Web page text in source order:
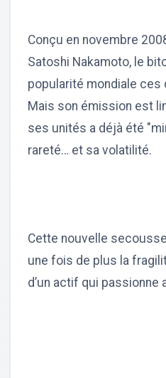
Conçu en novembre
Satoshi Nakamoto, le
popularité mondiale ces
Mais son émission est
ses unités a déjà été
rareté… et sa volatilité.
Cette nouvelle
une fois de plus la
d’un actif qui passionne